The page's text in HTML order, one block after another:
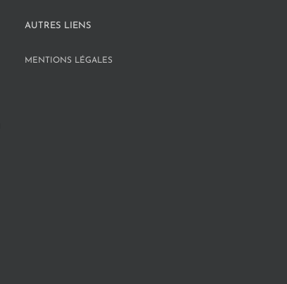
AUTRES LIENS
MENTIONS LÉGALES